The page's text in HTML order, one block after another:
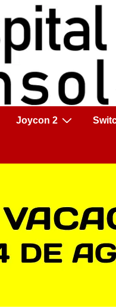
Joycon 2